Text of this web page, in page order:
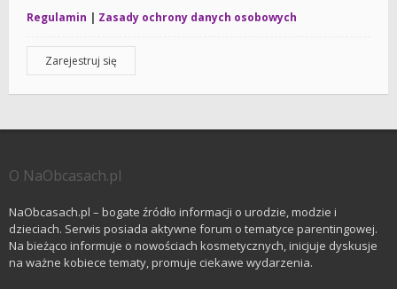
Regulamin | Zasady ochrony danych osobowych
Zarejestruj się
O NaObcasach.pl
NaObcasach.pl – bogate źródło informacji o urodzie, modzie i
dzieciach. Serwis posiada aktywne forum o tematyce parentingowej.
Na bieżąco informuje o nowościach kosmetycznych, inicjuje dyskusje
na ważne kobiece tematy, promuje ciekawe wydarzenia.